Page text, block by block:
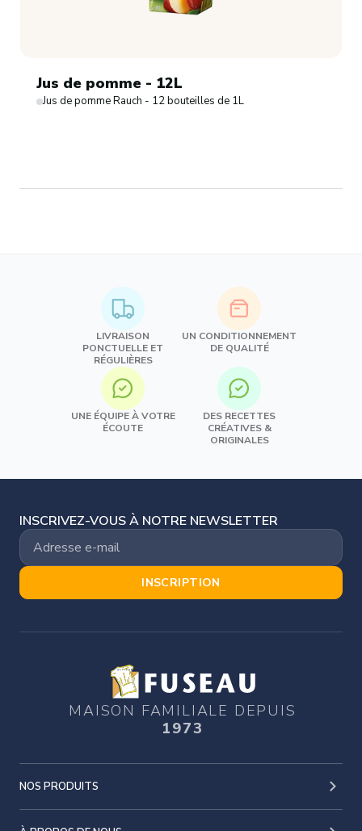
Jus de pomme - 12L
Jus de pomme Rauch - 12 bouteilles de 1L
LIVRAISON
PONCTUELLE ET
RÉGULIÈRES
UN CONDITIONNEMENT
DE QUALITÉ
UNE ÉQUIPE À VOTRE
ÉCOUTE
DES RECETTES
CRÉATIVES &
ORIGINALES
INSCRIVEZ-VOUS À NOTRE NEWSLETTER
INSCRIPTION
MAISON FAMILIALE DEPUIS
1973
NOS PRODUITS